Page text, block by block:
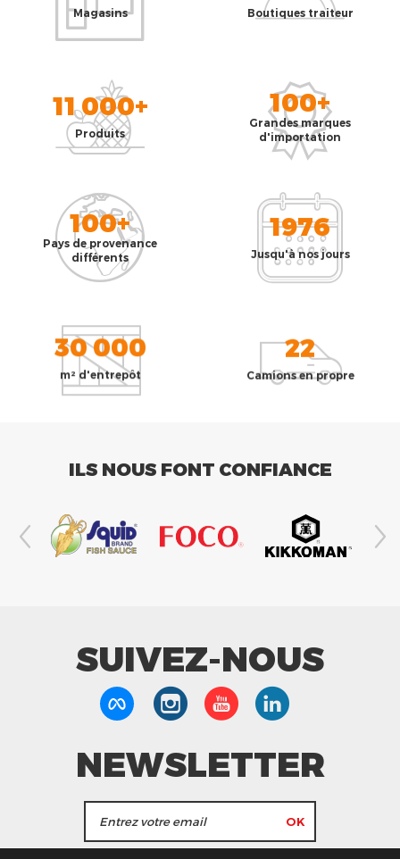
Magasins Boutiques traiteur
11 000+
Produits
100+
Grandes marques
d'importation
100+
Pays de provenance
différents
1976
Jusqu'à nos jours
30 000
m² d'entrepôt
22
Camions en propre
ILS NOUS FONT CONFIANCE
SUIVEZ-NOUS
NEWSLETTER